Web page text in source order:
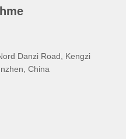
Danzi Road, Kengzi
China